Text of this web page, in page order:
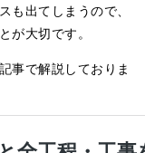
も出てしまうので、
が大切です。
事で解説しておりま